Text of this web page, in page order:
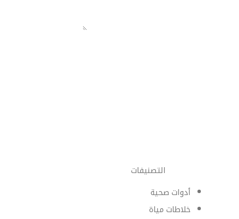
التصنيفات
أدوات صحية
خلاطات مياة